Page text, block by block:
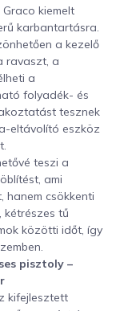
kiemelt
karbantartásra.
a kezelő
ravaszt, a
a
folyadék- és
tesznek
eltávolító eszköz
teszi a
ami
hanem csökkenti
kétrészes tű
közötti időt, így
pisztoly –
kifejlesztett